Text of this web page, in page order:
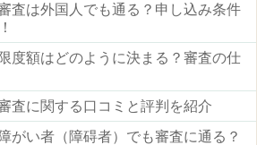
査は外国人でも通る？申し込み条件
度額はどのように決まる？審査の仕
査に関する口コミと評判を紹介
がい者（障碍者）でも審査に通る？